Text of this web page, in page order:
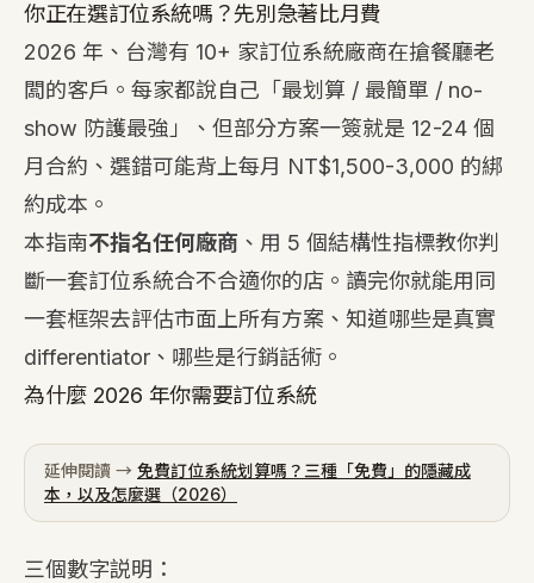
你正在選訂位系統嗎？先別急著比月費
2026 年、台灣有 10+ 家訂位系統廠商在搶餐廳老
闆的客戶。每家都說自己「最划算 / 最簡單 / no-
show 防護最強」、但部分方案一簽就是 12-24 個
月合約、選錯可能背上每月 NT$1,500-3,000 的綁
約成本。
本指南不指名任何廠商 、用 5 個結構性指標教你判
斷一套訂位系統合不合適你的店。讀完你就能用同
一套框架去評估市面上所有方案、知道哪些是真實
differentiator、哪些是行銷話術。
為什麼 2026 年你需要訂位系統
延伸閱讀 → 免費訂位系統划算嗎？三種「免費」的隱藏成
本，以及怎麼選（2026）
三個數字説明：